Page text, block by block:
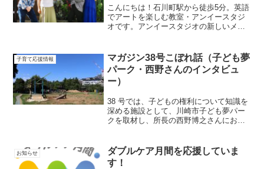
こんにちは！石川町駅から徒歩5分。英語
でアートを楽しむ教室・アンイースタジ
オです。アンイースタジオの新しいメン
さん。太陽みたいにキラキラと明るい陽
気なビビ...
子育て応援情報
マガジン38号こぼれ話（子ども夢
パーク・西野さんのインタビュ
ー）
38 号では、⼦どもの権利について知識を
深める施設として、川崎市⼦ども夢パー
クを取材し、所⻑の⻄野博之さんにお話
場所なのでしょうか？ ここは「やめな
さい」「危ないからダ...
お知らせ
ダブルケア月間を応援していま
す！